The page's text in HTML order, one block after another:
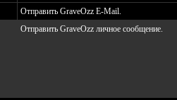
Отправить GraveOzz E-Mail.
Отправить GraveOzz личное сообщение.